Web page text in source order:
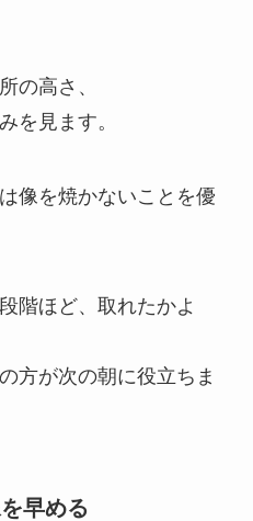
の高さ、
を見ます。
像を焼かないことを優
階ほど、取れたかよ
方が次の朝に役立ちま
早める